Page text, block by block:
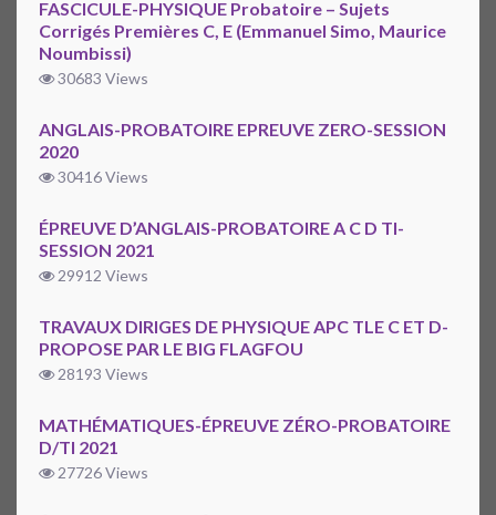
FASCICULE-PHYSIQUE Probatoire – Sujets
Corrigés Premières C, E (Emmanuel Simo, Maurice
Noumbissi)
30683 Views
ANGLAIS-PROBATOIRE EPREUVE ZERO-SESSION
2020
30416 Views
ÉPREUVE D’ANGLAIS-PROBATOIRE A C D TI-
SESSION 2021
29912 Views
TRAVAUX DIRIGES DE PHYSIQUE APC TLE C ET D-
PROPOSE PAR LE BIG FLAGFOU
28193 Views
MATHÉMATIQUES-ÉPREUVE ZÉRO-PROBATOIRE
D/TI 2021
27726 Views